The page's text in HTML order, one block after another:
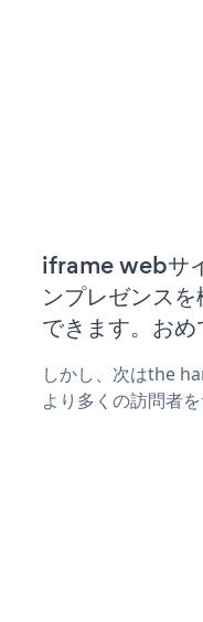
iframe webサ
ンプレゼンス
できます。おめ
しかし、次はthe
より多くの訪問者